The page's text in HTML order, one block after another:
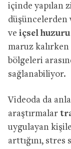
içinde yapılan
düşüncelerden
ve içsel huzuru
maruz kalırken
bölgeleri
sağlanabiliyor.
Videoda da
araştırmalar
uygulayan
arttığını,